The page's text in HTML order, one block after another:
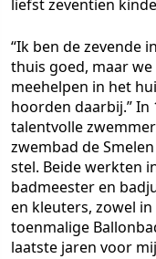
liefst zeventien
“Ik ben de zevende
thuis goed, maar
meehelpen in het
hoorden daarbij.” In
talentvolle
zwembad de
stel. Beide werkten
badmeester en
en kleuters, zowel
toenmalige
laatste jaren voor